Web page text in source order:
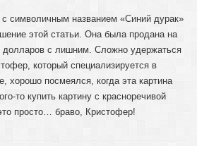
с символичным названием «Синий дурак»
этой статьи. Она была продана на
долларов с лишним. Сложно удержаться
который специализируется в
хорошо посмеялся, когда эта картина
то купить картину с красноречивой
просто… браво, Кристофер!